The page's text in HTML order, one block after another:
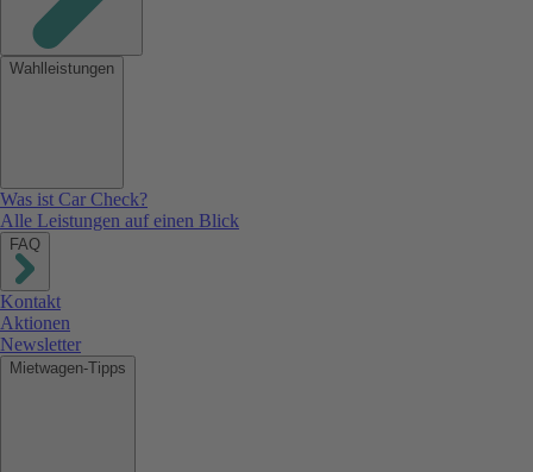
Wahlleistungen
Was ist Car Check?
Alle Leistungen auf einen Blick
FAQ
Kontakt
Aktionen
Newsletter
Mietwagen-Tipps